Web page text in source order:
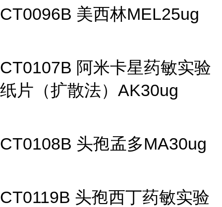
CT0096B 美西林MEL25ug
CT0107B 阿米卡星药敏实验
纸片（扩散法）AK30ug
CT0108B 头孢孟多MA30ug
CT0119B 头孢西丁药敏实验